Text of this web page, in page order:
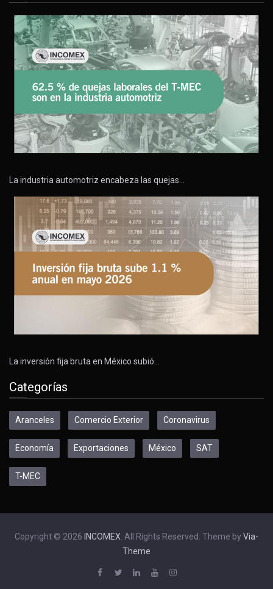
La industria automotriz encabeza las quejas…
La inversión fija bruta en México subió…
Categorías
Aranceles Comercio Exterior Coronavirus
Economía Exportaciones México SAT
T-MEC
Copyright © 2026 INCOMEX . All Rights Reserved. Theme by Via-
Theme